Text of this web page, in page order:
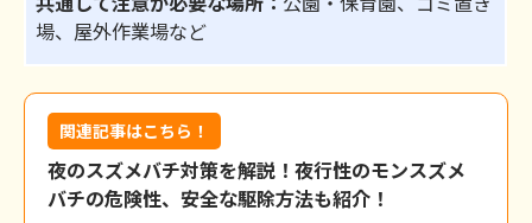
場、屋外作業場など
関連記事はこちら！
夜のスズメバチ対策を解説！夜行性のモンスズメ
バチの危険性、安全な駆除方法も紹介！